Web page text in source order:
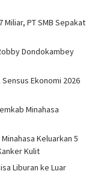
Miliar, PT SMB Sepakat
Dondokambey
Sensus Ekonomi 2026
Minahasa
Keluarkan 5
Kulit
Liburan ke Luar